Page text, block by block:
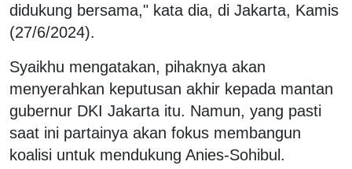
didukung bersama," kata dia, di Jakarta, Kamis
(27/6/2024).
Syaikhu mengatakan, pihaknya akan
menyerahkan keputusan akhir kepada mantan
gubernur DKI Jakarta itu. Namun, yang pasti
saat ini partainya akan fokus membangun
koalisi untuk mendukung Anies-Sohibul.